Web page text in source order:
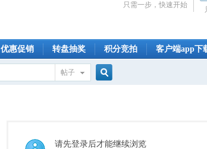
只需一步，快速开始
优惠促销 转盘抽奖 积分竞拍 客户端app下
帖子
索
请先登录后才能继续浏览